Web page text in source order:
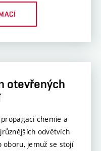
otevřených
chemie a
odvětvích
oboru, jemuž se stojí